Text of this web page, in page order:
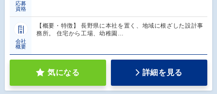
応募
資格
会社
概要
【概要・特徴】 長野県に本社を置く、地域に根ざした設計事
務所。 住宅から工場、幼稚園…
気になる 詳細を見る